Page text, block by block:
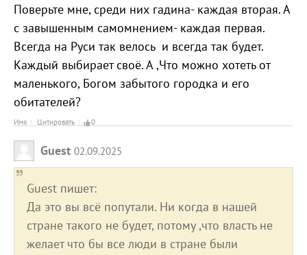
Поверьте мне, среди них гадина- каждая вторая. А
с завышенным самомнением- каждая первая.
Всегда на Руси так велось и всегда так будет.
Каждый выбирает своё. А ,Что можно хотеть от
маленького, Богом забытого городка и его
обитателей?
Имя Цитировать 0
Guest 02.09.2025
Guest пишет:
Да это вы всё попутали. Ни когда в нашей
стране такого не будет, потому ,что власть не
желает что бы все люди в стране были